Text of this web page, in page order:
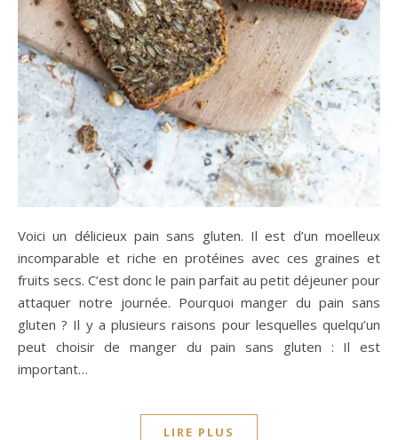
Voici un délicieux pain sans gluten. Il est d’un moelleux
incomparable et riche en protéines avec ces graines et
fruits secs. C’est donc le pain parfait au petit déjeuner pour
attaquer notre journée. Pourquoi manger du pain sans
gluten ? Il y a plusieurs raisons pour lesquelles quelqu’un
peut choisir de manger du pain sans gluten : Il est
important…
LIRE PLUS